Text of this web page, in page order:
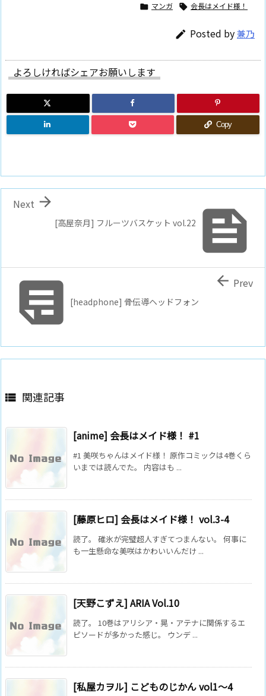
 マンガ  会長はメイド様！
 Posted by兼乃
よろしければシェアお願いします
Copy

[高屋奈月] フルーツバスケット vol.22

Next
[headphone] 骨伝導ヘッドフォン
 Prev
 関連記事
[anime] 会長はメイド様！ #1
#1 美咲ちゃんはメイド様！ 原作コミックは4巻くら
いまでは読んでた。 内容はも ...
[藤原ヒロ] 会長はメイド様！ vol.3-4
読了。 碓氷が完璧超人すぎてつまんない。 何事に
も一生懸命な美咲はかわいいんだけ ...
[天野こずえ] ARIA Vol.10
読了。 10巻はアリシア・晃・アテナに関係するエ
ピソードが多かった感じ。 ウンデ ...
[私屋カヲル] こどものじかん vol1～4